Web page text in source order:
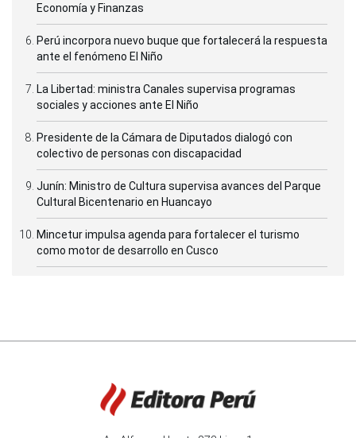
Economía y Finanzas
Perú incorpora nuevo buque que fortalecerá la respuesta
ante el fenómeno El Niño
La Libertad: ministra Canales supervisa programas
sociales y acciones ante El Niño
Presidente de la Cámara de Diputados dialogó con
colectivo de personas con discapacidad
Junín: Ministro de Cultura supervisa avances del Parque
Cultural Bicentenario en Huancayo
Mincetur impulsa agenda para fortalecer el turismo
como motor de desarrollo en Cusco